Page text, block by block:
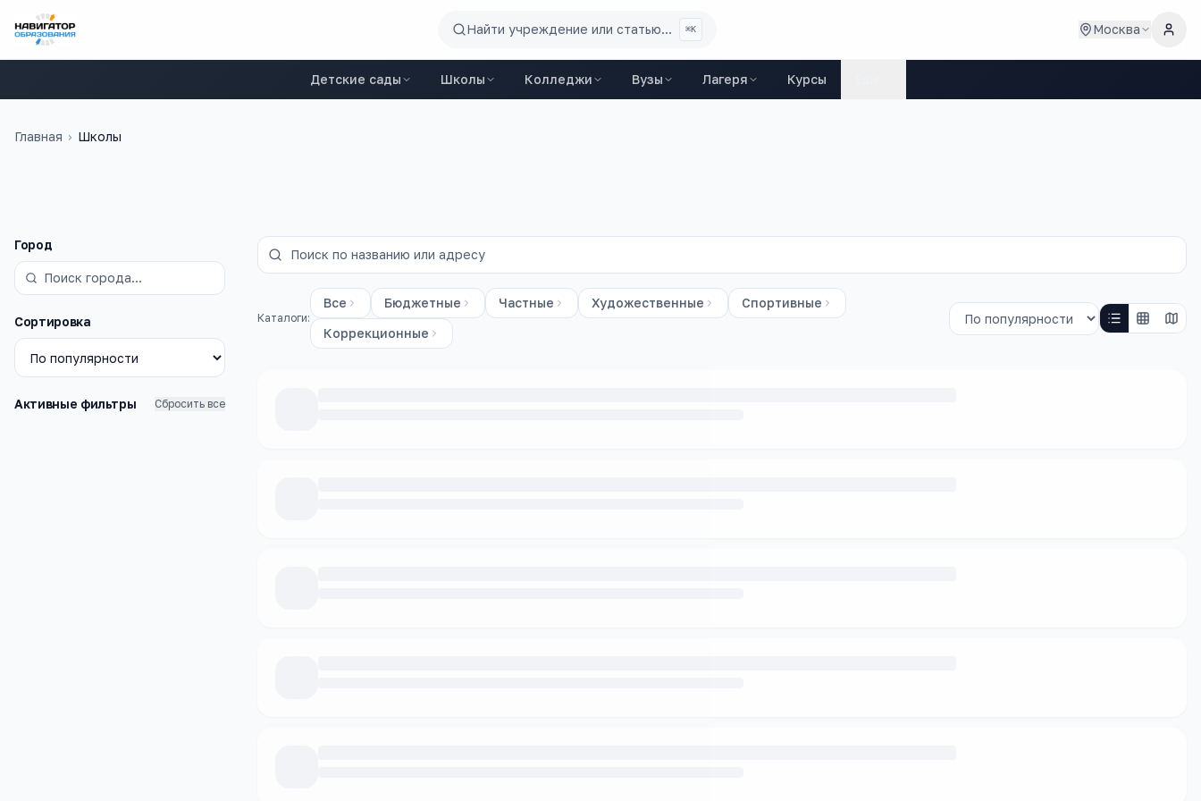
Найти учреждение или статью... ⌘K Москва
Детские сады Школы Колледжи Вузы Лагеря Курсы
Главная › Школы
Фильтры
Город
Сортировка
Активные фильтры Сбросить все
Каталоги:
Все Бюджетные Частные Художественные
Спортивные
Коррекционные